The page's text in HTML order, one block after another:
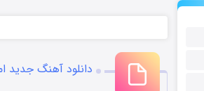
دانلود آهنگ جدید